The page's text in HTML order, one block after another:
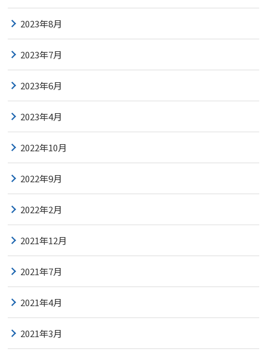
2023年8月
2023年7月
2023年6月
2023年4月
2022年10月
2022年9月
2022年2月
2021年12月
2021年7月
2021年4月
2021年3月